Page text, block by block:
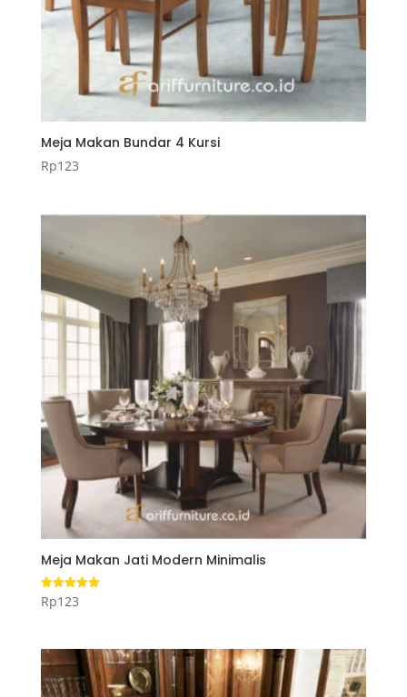
Meja Makan Bundar 4 Kursi
Rp123
Meja Makan Jati Modern Minimalis
Dinilai
5.00
Rp123